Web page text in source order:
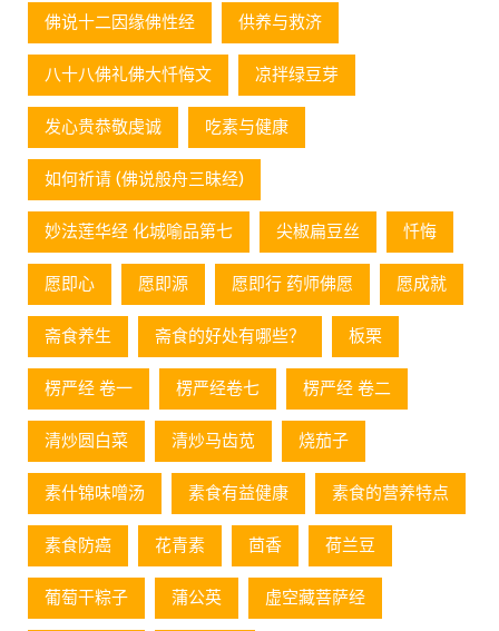
佛说十二因缘佛性经 供养与救济
八十八佛礼佛大忏悔文 凉拌绿豆芽
发心贵恭敬虔诚 吃素与健康
如何祈请 (佛说般舟三昧经)
妙法莲华经 化城喻品第七 尖椒扁豆丝 忏悔
愿即心 愿即源 愿即行 药师佛愿 愿成就
斋食养生 斋食的好处有哪些？ 板栗
楞严经 卷一 楞严经卷七 楞严经 卷二
清炒圆白菜 清炒马齿苋 烧茄子
素什锦味噌汤 素食有益健康 素食的营养特点
素食防癌 花青素 茴香 荷兰豆
葡萄⼲粽⼦ 蒲公英 虚空藏菩萨经